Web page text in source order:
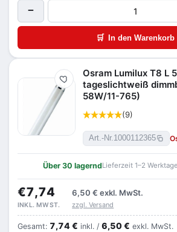
−
🛒 In den Warenkorb
Merken
Osram Lumilux T8 L
tageslichtweiß
58W/11-765)
(9)
Art.-Nr.1000112365
Über 30 lagerndLieferzeit 1–2 Werktage
€7,74 6,50 € exkl. MwSt.
INKL. MWST. zzgl. Versand
Gesamt: 7,74 € inkl. / 6,50 € exkl. MwSt.